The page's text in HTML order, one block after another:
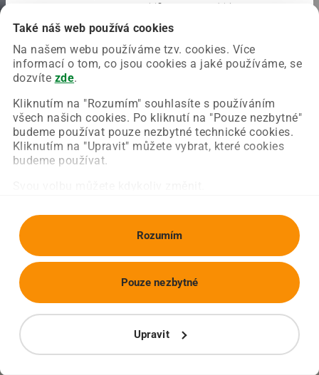
Také náš web používá cookies
Na našem webu používáme tzv. cookies. Více
informací o tom, co jsou cookies a jaké používáme, se
dozvíte zde.
Kliknutím na "Rozumím" souhlasíte s používáním
všech našich cookies. Po kliknutí na "Pouze nezbytné"
budeme používat pouze nezbytné technické cookies.
Kliknutím na "Upravit" můžete vybrat, které cookies
budeme používat.
Rozumím
Upravit
Pouze nezbytné
Chyba nastala na naší straně a už ji opravujeme.
Zkuste prosím znovu načíst požadovanou stránku.
Obnovit stránku Úvodní strana